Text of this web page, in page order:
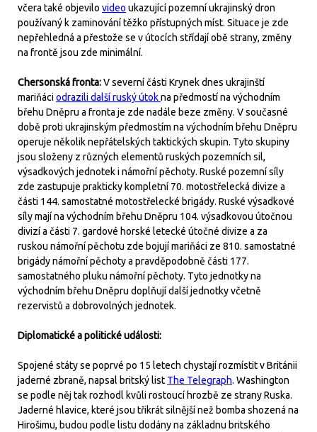
včera také objevilo video ukazující pozemní ukrajinský dron
používaný k zaminování těžko přístupných míst. Situace je zde
nepřehledná a přestože se v útocích střídají obě strany, změny
na frontě jsou zde minimální.
Chersonská fronta:V severní části Krynek dnes ukrajinští
mariňáciodrazili další ruský útokna předmostí na východním
břehu Dněpru a fronta je zde nadále beze změny. V současné
době proti ukrajinským předmostím na východním břehu Dněpru
operuje několik nepřátelských taktických skupin. Tyto skupiny
jsou složeny z různých elementů ruských pozemních sil,
výsadkových jednotek i námořní pěchoty. Ruské pozemní síly
zde zastupuje prakticky kompletní 70. motostřelecká divize a
části 144. samostatné motostřelecké brigády. Ruské výsadkové
síly mají na východním břehu Dněpru 104. výsadkovou útočnou
divizí a části 7. gardové horské letecké útočné divize a za
ruskou námořní pěchotu zde bojují mariňáci ze 810. samostatné
brigády námořní pěchoty a pravděpodobně části 177.
samostatného pluku námořní pěchoty. Tyto jednotky na
východním břehu Dněpru doplňují další jednotky včetně
rezervistů a dobrovolných jednotek.
Diplomatické a politické události:
Spojené státy se poprvé po 15 letech chystají rozmístit v Británii
jaderné zbraně, napsal britský list The Telegraph. Washington
se podle něj tak rozhodl kvůli rostoucí hrozbě ze strany Ruska.
Jaderné hlavice, které jsou třikrát silnější než bomba shozená na
Hirošimu, budou podle listu dodány na základnu britského